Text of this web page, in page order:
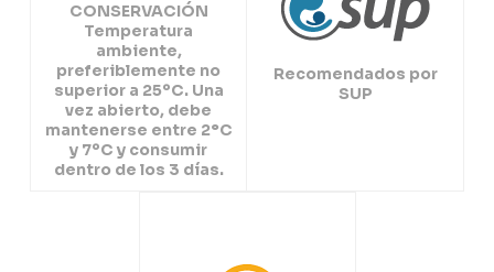
CONSERVACIÓN
Temperatura
ambiente,
preferiblemente no
superior a 25ºC. Una
vez abierto, debe
mantenerse entre 2°C
y 7ºC y consumir
dentro de los 3 días.
Recomendados por
SUP